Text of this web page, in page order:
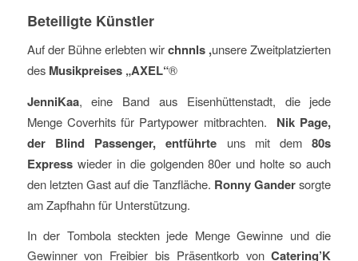
Beteiligte Künstler
Auf der Bühne erlebten wirchnnls ,unsere Zweitplatzierten
desMusikpreises „AXEL“®
JenniKaa, eine Band aus Eisenhüttenstadt, die jede
Menge Coverhits für Partypower mitbrachten. Nik Page,
der Blind Passenger, entführte uns mit dem80s
Express wieder in die golgenden 80er und holte so auch
den letzten Gast auf die Tanzfläche. Ronny Gandersorgte
am Zapfhahn für Unterstützung.
In der Tombola steckten jede Menge Gewinne und die
Gewinner von Freibier bis Präsentkorb vonCatering’K